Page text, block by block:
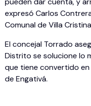
expresó Carlos
Comunal de Villa
El concejal Torrado
Distrito se solucione lo
que tiene convertido
de Engativá.